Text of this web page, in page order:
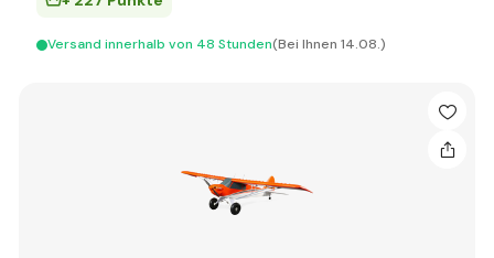
Versand innerhalb von 48 Stunden(Bei Ihnen 14.08.)